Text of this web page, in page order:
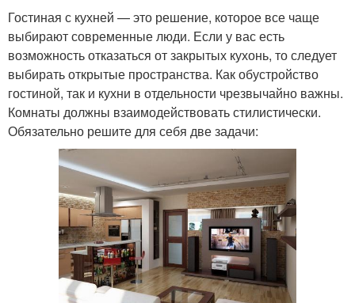
Гостиная с кухней — это решение, которое все чаще
выбирают современные люди. Если у вас есть
возможность отказаться от закрытых кухонь, то следует
выбирать открытые пространства. Как обустройство
гостиной, так и кухни в отдельности чрезвычайно важны.
Комнаты должны взаимодействовать стилистически.
Обязательно решите для себя две задачи: